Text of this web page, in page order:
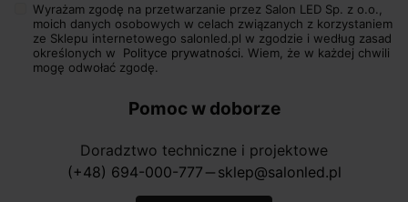
Wyrażam zgodę na przetwarzanie przez Salon LED Sp. z o.o.,
moich danych osobowych w celach związanych z korzystaniem
ze Sklepu internetowego salonled.pl w zgodzie i według zasad
określonych w Polityce prywatności. Wiem, że w każdej chwili
mogę odwołać zgodę.
Pomoc w doborze
Doradztwo techniczne i projektowe
(+48) 694-000-777 horizontal_rule sklep@salonled.pl